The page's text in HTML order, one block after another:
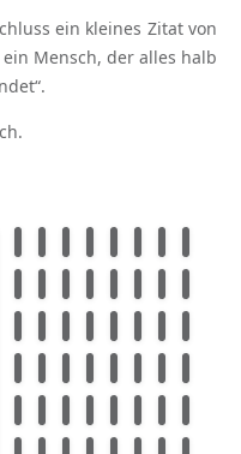
ein kleines Zitat von
Mensch, der alles halb